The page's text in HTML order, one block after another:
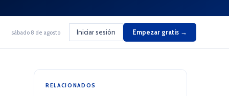
sábado 8 de agosto Iniciar sesión Empezar gratis →
RELACIONADOS